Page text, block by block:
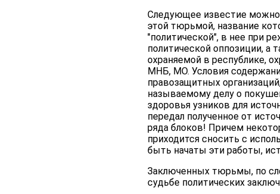
Следующее известие
этой тюрьмой, название
"политической", в нее при
политической оппозиции, а
охраняемой в республике,
МНБ, МО. Условия
правозащитных
называемому делу о
здоровья узников для
передал полученное от
ряда блоков! Причем
приходится сносить с
быть начаты эти работы,
Заключенных тюрьмы, по
судьбе политических